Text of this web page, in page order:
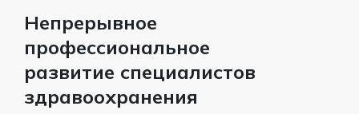
Непрерывное
профессиональное
развитие специалистов
здравоохранения